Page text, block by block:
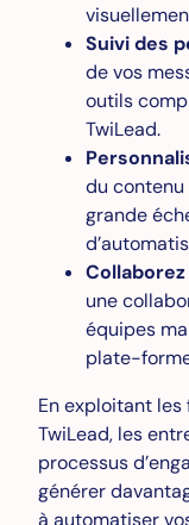
Suivi des
de vos
outils
TwiLead.
du
grande
une
équipes
plate-
En exploitant
TwiLead, les
processus
générer
à automatiser